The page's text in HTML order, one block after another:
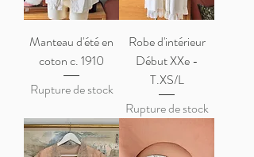
Manteau d'été en
coton c. 1910
Rupture de stock
Robe d'intérieur
Début XXe -
T.XS/L
Rupture de stock